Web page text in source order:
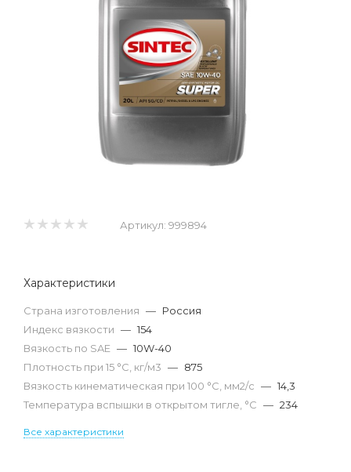
Артикул: 999894
Характеристики
Страна изготовления — Россия
Индекс вязкости — 154
Вязкость по SAE — 10W-40
Плотность при 15 °С, кг/м3 — 875
Вязкость кинематическая при 100 °С, мм2/с — 14,3
Температура вспышки в открытом тигле, °С — 234
Все характеристики